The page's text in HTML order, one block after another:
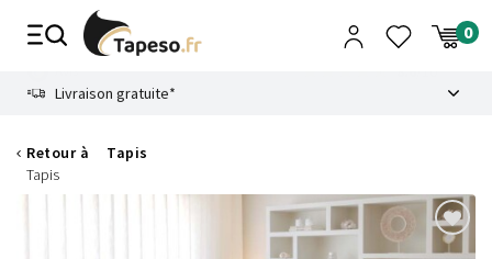
Livraison gratuite*
Retour à
Tapis
Tapis